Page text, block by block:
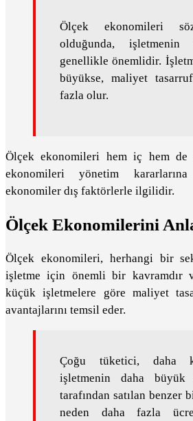
Ölçek ekonomileri
olduğunda, işletmenin
genellikle önemlidir.
büyükse, maliyet
fazla olur.
Ölçek ekonomileri hem iç hem
ekonomileri yönetim kararlarına
ekonomiler dış faktörlerle ilgilidir.
Ölçek Ekonomilerini
Ölçek ekonomileri, herhangi bir
işletme için önemli bir kavramdır
küçük işletmelere göre maliyet
avantajlarını temsil eder.
Çoğu tüketici, daha
işletmenin daha
tarafından satılan benzer
neden daha fazla